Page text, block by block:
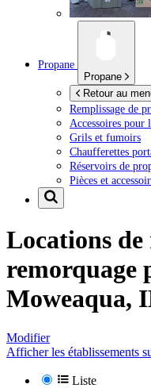
Propane
Propane
Retour au
Remplissage de
Accessoires pour
Grils et fumoirs
Chaufferettes
Réservoirs de
Pièces et
Locations de
remorquage
Moweaqua,
Modifier
Afficher les établissements
Liste